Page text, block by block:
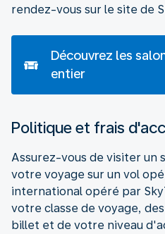
rendez-vous sur le site de
Découvrez les
entier
Politique et frais
Assurez-vous de visiter un
votre voyage sur un vol
international opéré par
votre classe de voyage,
billet et de votre niveau